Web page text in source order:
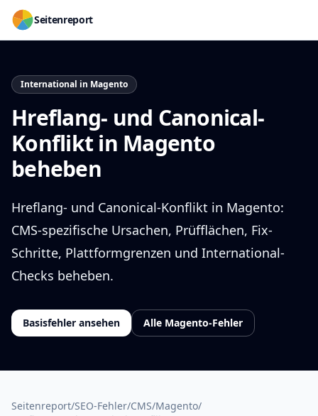
Seitenreport
International in Magento
Hreflang- und Canonical-
Konflikt in Magento
beheben
Hreflang- und Canonical-Konflikt in Magento:
CMS-spezifische Ursachen, Prüfflächen, Fix-
Schritte, Plattformgrenzen und International-
Checks beheben.
Basisfehler ansehen Alle Magento-Fehler
Seitenreport/SEO-Fehler/CMS/Magento/